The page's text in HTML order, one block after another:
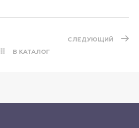
В КАТАЛОГ
СЛЕДУЮЩИЙ